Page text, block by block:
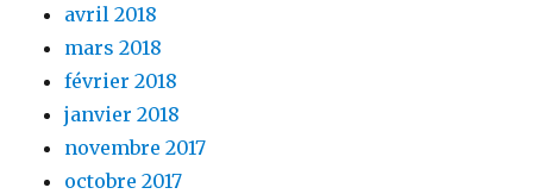
avril 2018
mars 2018
février 2018
janvier 2018
novembre 2017
octobre 2017